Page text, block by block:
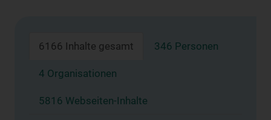
6166 Inhalte gesamt 346 Personen
4 Organisationen
5816 Webseiten-Inhalte